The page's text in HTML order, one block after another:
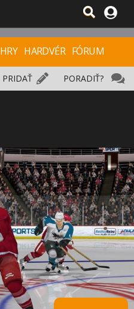
HRY HARDVÉR FÓRUM
PORADIŤ?
PRIDAŤ